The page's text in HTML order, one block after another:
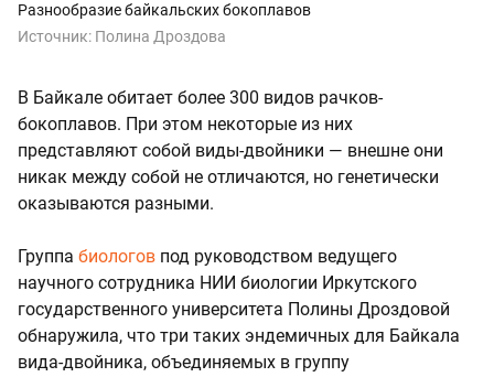
Разнообразие байкальских бокоплавов
Источник: Полина Дроздова
В Байкале обитает более 300 видов рачков-
бокоплавов. При этом некоторые из них
представляют собой виды-двойники — внешне они
никак между собой не отличаются, но генетически
оказываются разными.
Группа биологов под руководством ведущего
научного сотрудника НИИ биологии Иркутского
государственного университета Полины Дроздовой
обнаружила, что три таких эндемичных для Байкала
вида-двойника, объединяемых в группу